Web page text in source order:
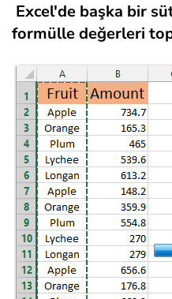
Excel'de başka bir
formülle değerleri